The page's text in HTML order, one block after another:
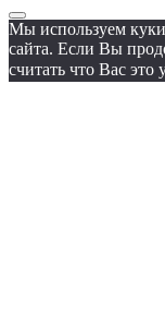
Мы используем
сайта. Если Вы
считать что Вас это